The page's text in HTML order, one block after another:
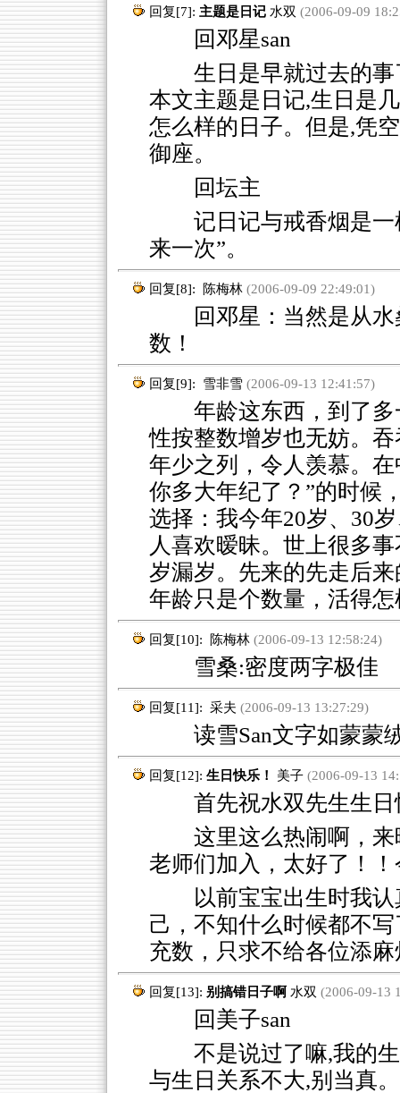
回复[7]: 主题是日记 水双 (2006-09-09
回邓星san
生日是早就过去的
本文主题是日记,生日是
怎么样的日子。但是,凭
御座。
回坛主
记日记与戒香烟是
来一次”。
回复[8]: 陈梅林(2006-09-09 22:49:01)
回邓星：当然是从水
数！
回复[9]: 雪非雪(2006-09-13 12:41:57)
年龄这东西，到了多
性按整数增岁也无妨。
年少之列，令人羡慕。
你多大年纪了？”的时候
选择：我今年20岁、30
人喜欢暧昧。世上很多
岁漏岁。先来的先走后
年龄只是个数量，活得
回复[10]: 陈梅林(2006-09-13 12:58:24)
雪桑:密度两字极佳
回复[11]: 采夫 (2006-09-13 13:27:29)
读雪San文字如蒙蒙
回复[12]: 生日快乐！ 美子(2006-09-13
首先祝水双先生生日
这里这么热闹啊，
老师们加入，太好了！
以前宝宝出生时我
己，不知什么时候都不
充数，只求不给各位添
回复[13]: 别搞错日子啊 水双 (2006-09-13
回美子san
不是说过了嘛,我的
与生日关系不大,别当真